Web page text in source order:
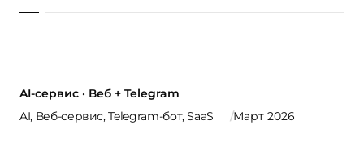
AI-сервис · Веб + Telegram
AI, Веб-сервис, Telegram-бот, SaaS
Март 2026